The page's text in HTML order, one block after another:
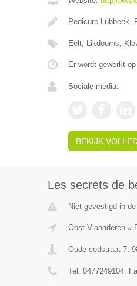
Pedicure Lubbeek,
Eelt, Likdoorns,
Er wordt gewerkt
Sociale media:
BEKIJK
Les secrets de
Niet gevestigd in
Oost-Vlaanderen»
Oude eedstraat 7,
Tel: 0477249104,